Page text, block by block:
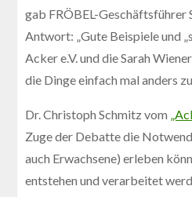
gab FRÖBEL-Geschäftsführer
Antwort: „Gute Beispiele und
Acker e.V. und die Sarah
die Dinge einfach mal anders
Dr. Christoph Schmitz vom
Zuge der Debatte die
auch Erwachsene) erleben
entstehen und verarbeitet